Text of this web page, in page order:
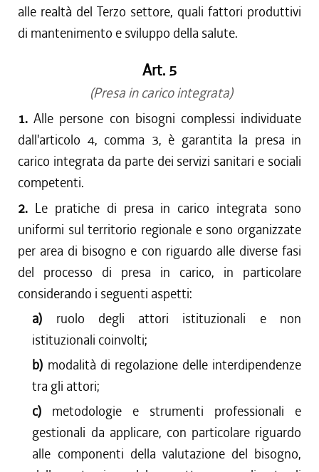
alle realtà del Terzo settore, quali fattori produttivi
di mantenimento e sviluppo della salute.
Art. 5
(Presa in carico integrata)
1.Alle persone con bisogni complessi individuate
dall'articolo 4, comma 3, è garantita la presa in
carico integrata da parte dei servizi sanitari e sociali
competenti.
2. Le pratiche di presa in carico integrata sono
uniformi sul territorio regionale e sono organizzate
per area di bisogno e con riguardo alle diverse fasi
del processo di presa in carico, in particolare
considerando i seguenti aspetti:
a) ruolo degli attori istituzionali e non
istituzionali coinvolti;
b) modalità di regolazione delle interdipendenze
tra gli attori;
c) metodologie e strumenti professionali e
gestionali da applicare, con particolare riguardo
alle componenti della valutazione del bisogno,